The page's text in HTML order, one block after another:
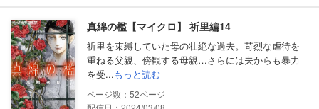
真綿の檻【マイクロ】 祈里編14
祈里を束縛していた母の壮絶な過去。苛烈な虐待を
重ねる父親、傍観する母親…さらには夫からも暴力
を受...もっと読む
52